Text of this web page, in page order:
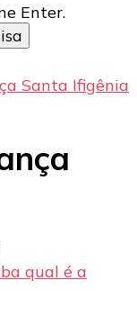
Enter.
Santa Ifigênia